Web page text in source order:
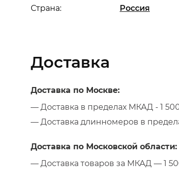
Страна: Россия
Доставка
Доставка по Москве:
— Доставка в пределах МКАД - 1
— Доставка длинномеров в
Доставка по Московской области:
— Доставка товаров за МКАД — 1